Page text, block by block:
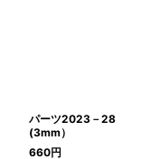
パーツ2023－28
(3mm）
660円